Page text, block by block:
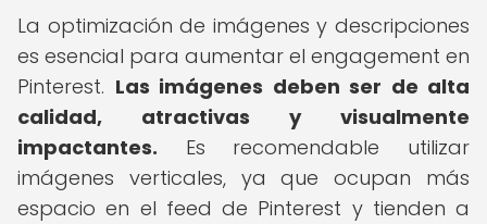
La optimización de imágenes y descripciones
es esencial para aumentar el engagement en
Pinterest. Las imágenes deben ser de alta
calidad, atractivas y visualmente
impactantes. Es recomendable utilizar
imágenes verticales, ya que ocupan más
espacio en el feed de Pinterest y tienden a